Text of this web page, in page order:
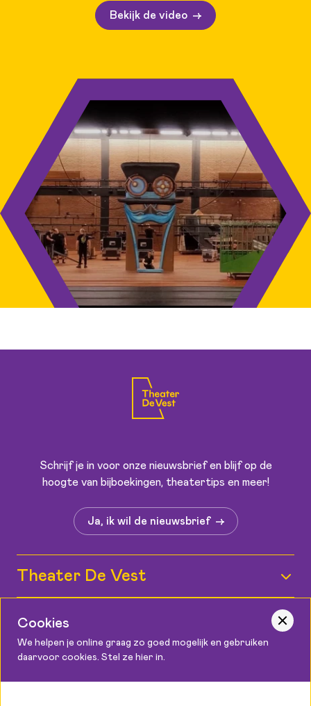
Bekijk de video
Schrijf je in voor onze nieuwsbrief en blijf op de
hoogte van bijboekingen, theatertips en meer!
Ja, ik wil de nieuwsbrief
Theater De Vest
Vacatures
Informatie
Kaartverkoop
Contact
Cookies
We helpen je online graag zo goed mogelijk en gebruiken
daarvoor cookies. Stel ze hier in.